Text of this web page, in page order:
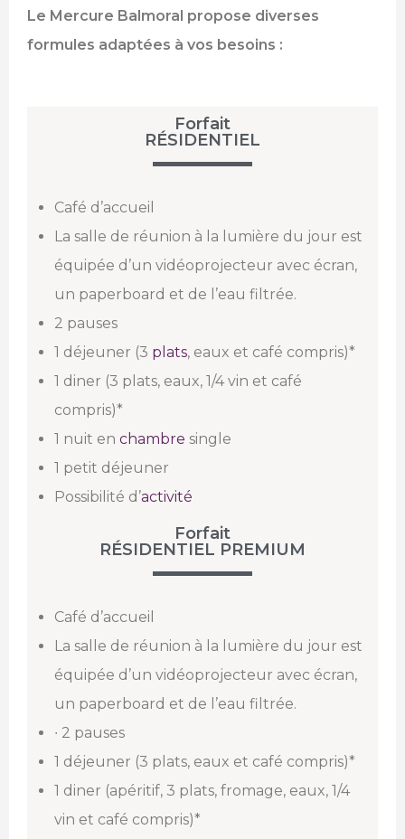
Le Mercure Balmoral propose diverses
formules adaptées à vos besoins :
Forfait
RÉSIDENTIEL
Café d’accueil
La salle de réunion à la lumière du jour est
équipée d’un vidéoprojecteur avec écran,
un paperboard et de l’eau filtrée.
2 pauses
1 déjeuner (3 plats, eaux et café compris)*
1 diner (3 plats, eaux, 1/4 vin et café
compris)*
1 nuit en chambre single
1 petit déjeuner
Possibilité d’activité
Forfait
RÉSIDENTIEL PREMIUM
Café d’accueil
La salle de réunion à la lumière du jour est
équipée d’un vidéoprojecteur avec écran,
un paperboard et de l’eau filtrée.
∙ 2 pauses
1 déjeuner (3 plats, eaux et café compris)*
1 diner (apéritif, 3 plats, fromage, eaux, 1/4
vin et café compris)*